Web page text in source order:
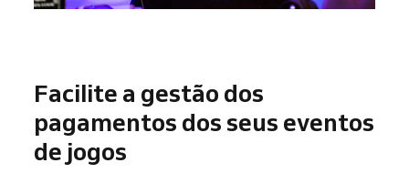
Facilite a gestão dos
pagamentos dos seus eventos
de jogos